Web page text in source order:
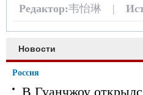
Редактор:韦怡琳 |
Новости
Россия
В Гуанчжоу